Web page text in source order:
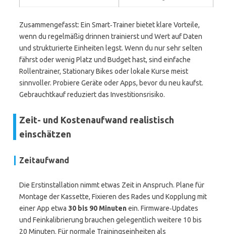
Zusammengefasst: Ein Smart‑Trainer bietet klare Vorteile,
wenn du regelmäßig drinnen trainierst und Wert auf Daten
und strukturierte Einheiten legst. Wenn du nur sehr selten
fährst oder wenig Platz und Budget hast, sind einfache
Rollentrainer, Stationary Bikes oder lokale Kurse meist
sinnvoller. Probiere Geräte oder Apps, bevor du neu kaufst.
Gebrauchtkauf reduziert das Investitionsrisiko.
Zeit- und Kostenaufwand realistisch
einschätzen
Zeitaufwand
Die Erstinstallation nimmt etwas Zeit in Anspruch. Plane für
Montage der Kassette, Fixieren des Rades und Kopplung mit
einer App etwa 30 bis 90 Minutenein. Firmware‑Updates
und Feinkalibrierung brauchen gelegentlich weitere 10 bis
20 Minuten. Für normale Trainingseinheiten als